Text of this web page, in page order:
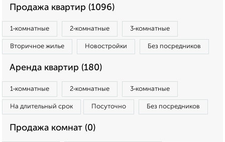
Продажа квартир (1096)
1‑комнатные 2‑комнатные 3‑комнатные
Вторичное жилье Новостройки Без посредников
Аренда квартир (180)
1‑комнатные 2‑комнатные 3‑комнатные
На длительный срок Посуточно Без посредников
Продажа комнат (0)